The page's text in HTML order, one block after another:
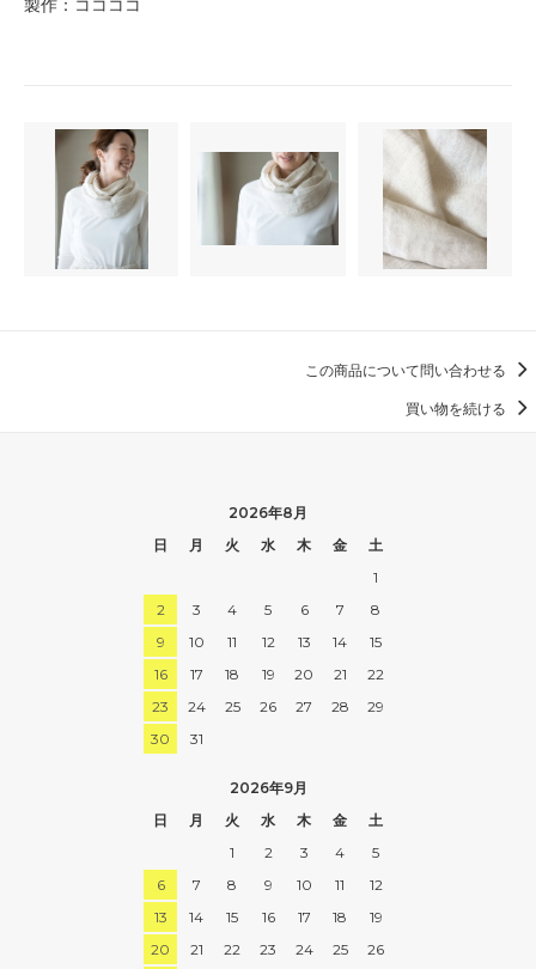
この商品について問い合わせる
買い物を続ける
2026年8月
日
月 火 水 木 金
土
1
2
3 4 5 6 7
8
9
10 11 12 13 14
15
16
17 18 19 20 21
22
23
24 25 26 27 28
29
30
31
2026年9月
日
月 火 水 木 金
土
1
2 3 4
5
6
7 8 9 10 11
12
13
14 15 16 17 18
19
20
21 22 23 24 25
26